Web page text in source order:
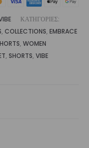
ΚΑΤΗΓΟΡΊΕΣ:
, COLLECTIONS, EMBRACE
, WOMEN
, SHORTS, VIBE